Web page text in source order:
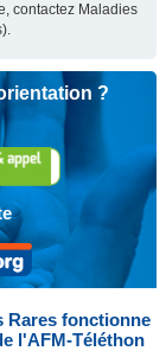
contactez Maladies
?
Rares fonctionne
l'AFM-Téléthon